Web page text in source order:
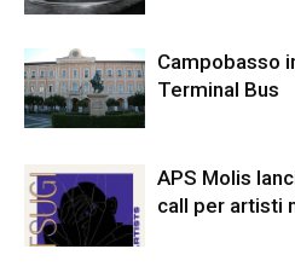
Campobasso
Terminal Bus
APS Molis
call per artisti